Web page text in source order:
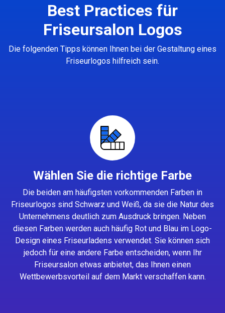
Best Practices für
Friseursalon Logos
Die folgenden Tipps können Ihnen bei der Gestaltung eines
Friseurlogos hilfreich sein.
Wählen Sie die richtige Farbe
Die beiden am häufigsten vorkommenden Farben in
Friseurlogos sind Schwarz und Weiß, da sie die Natur des
Unternehmens deutlich zum Ausdruck bringen. Neben
diesen Farben werden auch häufig Rot und Blau im Logo-
Design eines Friseurladens verwendet. Sie können sich
jedoch für eine andere Farbe entscheiden, wenn Ihr
Friseursalon etwas anbietet, das Ihnen einen
Wettbewerbsvorteil auf dem Markt verschaffen kann.